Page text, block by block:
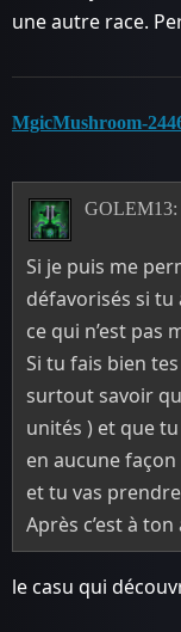
une autre race.
MgicMushroom-
GOLEM13:
Si je puis me
défavorisés si tu
ce qui n’est pas
Si tu fais bien
surtout savoir
unités ) et que
en aucune
et tu vas
Après c’est à
le casu qui